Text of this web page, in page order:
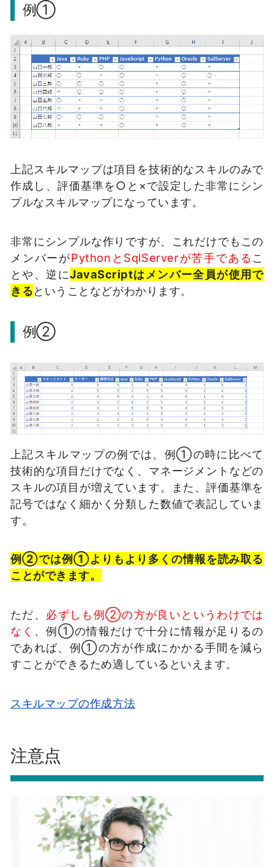
例①
上記スキルマップは項目を技術的なスキルのみで
作成し、評価基準を○と×で設定した非常にシン
プルなスキルマップになっています。
非常にシンプルな作りですが、これだけでもこの
メンバーがPythonとSqlServerが苦手である こ
とや、逆にJavaScriptはメンバー全員が使用で
きるということなどがわかります。
例②
上記スキルマップの例では、例①の時に比べて
技術的な項目だけでなく、マネージメントなどの
スキルの項目が増えています。また、評価基準を
記号ではなく細かく分類した数値で表記していま
す。
例②では例①よりもより多くの情報を読み取る
ことができます。
ただ、 必ずしも例②の方が良いというわけでは
なく 、例①の情報だけで十分に情報が足りるの
であれば、例①の方が作成にかかる手間を減ら
すことができるため適しているといえます。
スキルマップの作成方法
注意点